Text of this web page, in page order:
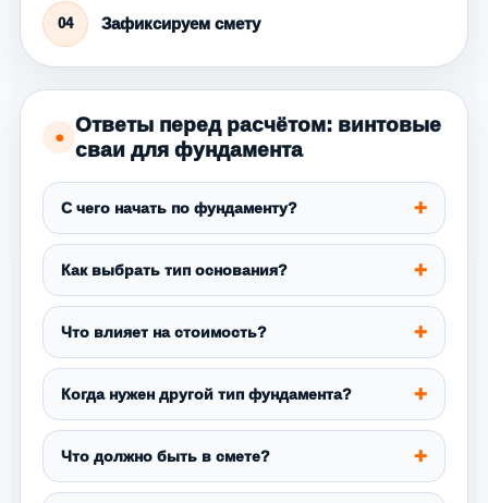
04 Зафиксируем смету
●
Ответы перед расчётом: винтовые
сваи для фундамента
С чего начать по фундаменту?
Как выбрать тип основания?
Что влияет на стоимость?
Когда нужен другой тип фундамента?
Что должно быть в смете?